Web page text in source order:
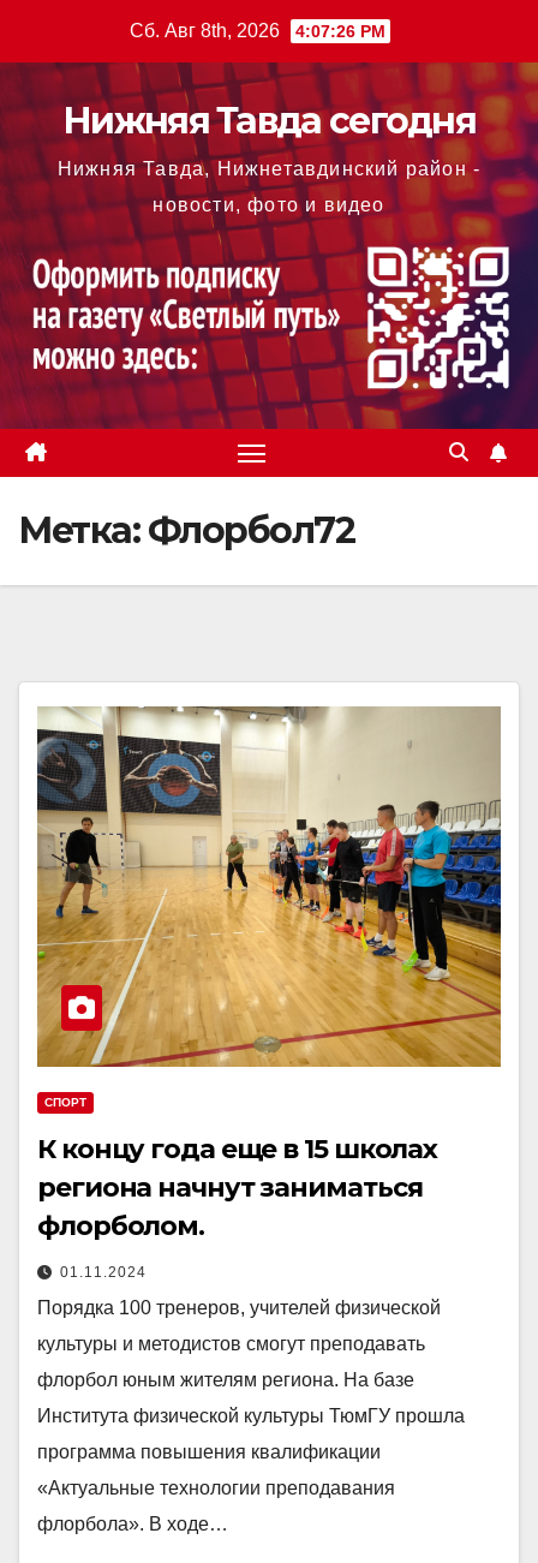
содержимому
Сб. Авг 8th, 2026 4:07:27 PM
Нижняя Тавда сегодня
Нижняя Тавда, Нижнетавдинский район -
новости, фото и видео
Метка:Флорбол72
СПОРТ
К концу года еще в 15 школах
региона начнут заниматься
флорболом.
01.11.2024
Порядка 100 тренеров, учителей физической
культуры и методистов смогут преподавать
флорбол юным жителям региона. На базе
Института физической культуры ТюмГУ прошла
программа повышения квалификации
«Актуальные технологии преподавания
флорбола». В ходе…